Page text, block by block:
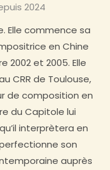
2024
Elle commence sa
en Chine
2002 et 2005. Elle
CRR de Toulouse,
de composition en
du Capitole lui
interprètera en
perfectionne son
auprès